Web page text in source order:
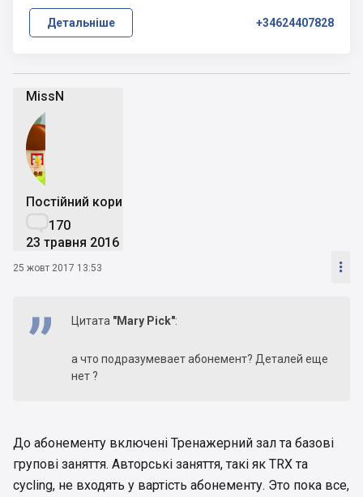
MissN
Постійний користувач
170
23 травня 2016
25 жовт 2017 13:53 
Цитата "Mary Pick":
а что подразумевает абонемент? Деталей еще
нет ?
До абонементу включені Тренажерний зал та базові
групові заняття. Авторські заняття, такі як TRX та
cycling, не входять у вартість абонементу. Это пока все,
Детальніше +34624407828